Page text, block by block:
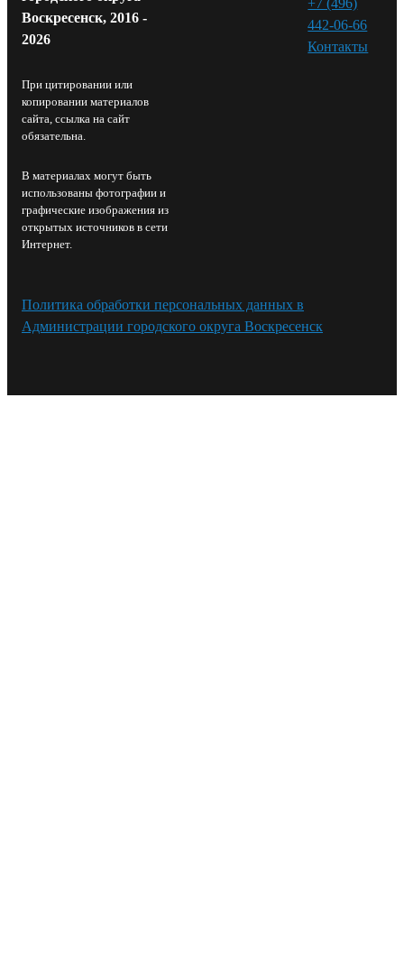
Воскресенск, 2016 -
2026
При цитировании или
копировании материалов
сайта, ссылка на сайт
обязательна.
В материалах могут быть
использованы фотографии и
графические изображения из
открытых источников в сети
Интернет.
442-06-66
Контакты⁠
Политика обработки персональных данных в
Администрации городского округа Воскресенск